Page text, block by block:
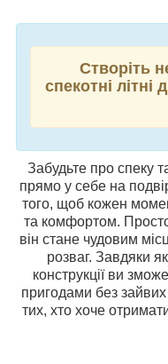
Створіть
спекотні літні
Забудьте про спеку
прямо у себе на
того, щоб кожен
та комфортом.
він стане чудовим
розваг. Завдяки
конструкції ви
пригодами без
тих, хто хоче